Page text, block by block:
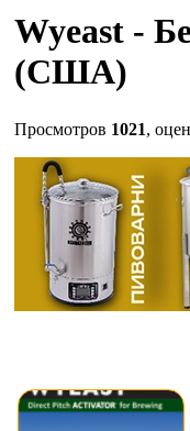
Wyeast -
(США)
Просмотров 1021,